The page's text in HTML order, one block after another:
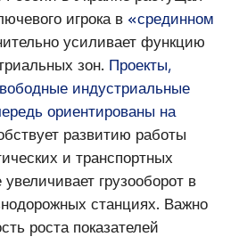
игрока в «срединном
усиливает функцию
зон. Проекты,
индустриальные
ориентированы на
развитию работы
и транспортных
грузооборот в
станциях. Важно
роста показателей